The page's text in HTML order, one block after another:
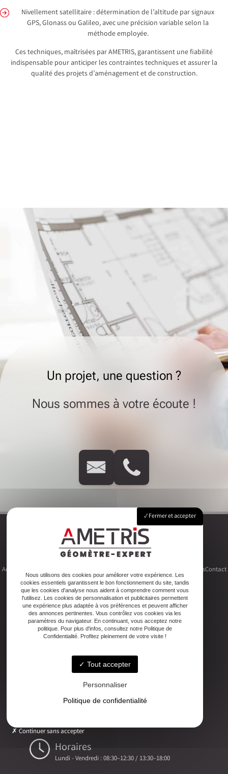
Nivellement satellitaire : détermination de l’altitude par signaux
GPS, Glonass ou Galileo, avec une précision variable selon la
méthode employée.
Ces techniques, maîtrisées par AMETRIS, garantissent une fiabilité
indispensable pour anticiper les contraintes techniques et assurer la
qualité des projets d’aménagement et de construction.
Un projet, une question ?
Nous sommes à votre écoute !
Accueil Copropriété Topographie Autres activitésContact
Adresse
2ter Cour Xavier Moreau, 33720 Podensac
Téléphone
05 56 27 26 08
Email
Horaires
Lundi - Vendredi : 08:30–12:30 / 13:30–18:00
Fermer et accepter
Nous utilisons des cookies pour améliorer votre expérience. Les
cookies essentiels garantissent le bon fonctionnement du site, tandis
que les cookies d'analyse nous aident à comprendre comment vous
l'utilisez. Les cookies de personnalisation et publicitaires permettent
une expérience plus adaptée à vos préférences et peuvent afficher
des annonces pertinentes. Vous contrôlez vos cookies via les
paramètres du navigateur. En continuant, vous acceptez notre
politique. Pour plus d'infos, consultez notre Politique de
Confidentialité. Profitez pleinement de votre visite !
Tout accepter
Personnaliser
Politique de confidentialité
Continuer sans accepter